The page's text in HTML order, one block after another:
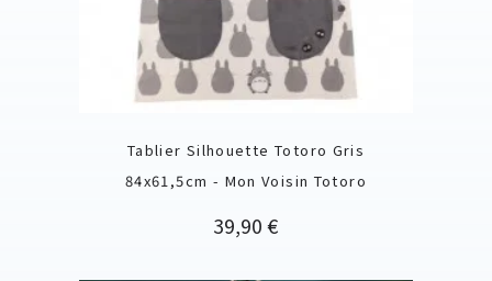
Tablier Silhouette Totoro Gris
84x61,5cm - Mon Voisin Totoro
Prix
39,90 €